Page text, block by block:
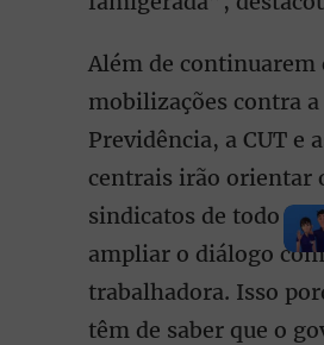
Além de continuarem
mobilizações contra
Previdência, a CUT e
centrais irão orientar
sindicatos de todo o
ampliar o diálogo
trabalhadora. Isso
têm de saber que o